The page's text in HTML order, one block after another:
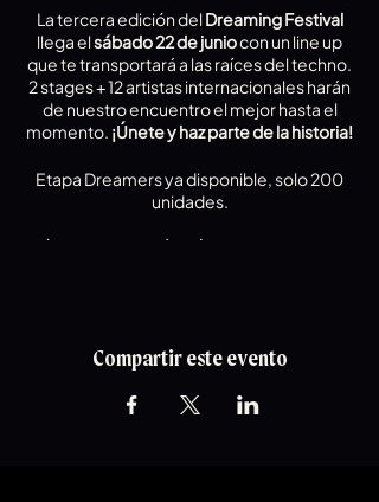
La tercera edición delDreaming Festival
llega elsábado 22 de juniocon un line up
que te transportará a las raíces del techno.
2 stages + 12 artistas internacionales harán
de nuestro encuentro el mejor hasta el
momento. ¡Únete y haz parte de la historia!
Etapa Dreamers ya disponible, solo 200
unidades.
Compartir este evento